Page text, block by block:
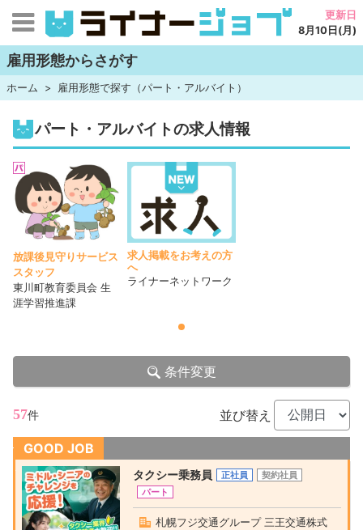
更新日
8月10日(月)
雇用形態からさがす
ホーム 雇用形態で探す（パート・アルバイト）
パート・アルバイトの求人情報
放課後見守りサービス
スタッフ
東川町教育委員会 生
涯学習推進課
求人掲載をお考えの方
へ
ライナーネットワーク
条件変更
57件 並び替え
GOOD JOB
タクシー乗務員 正社員
契約社員
パート
札幌フジ交通グループ 三王交通株式